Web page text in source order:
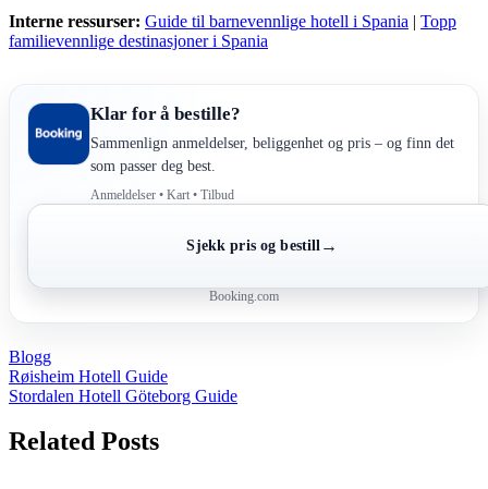
Interne ressurser: Guide til barnevennlige hotell i Spania | Topp
familievennlige destinasjoner i Spania
Klar for å bestille?
Sammenlign anmeldelser, beliggenhet og pris – og finn det
som passer deg best.
Anmeldelser • Kart • Tilbud
Sjekk pris og bestill →
Booking.com
Blogg
Post
navigation
Røisheim Hotell Guide
Stordalen Hotell Göteborg Guide
Related Posts